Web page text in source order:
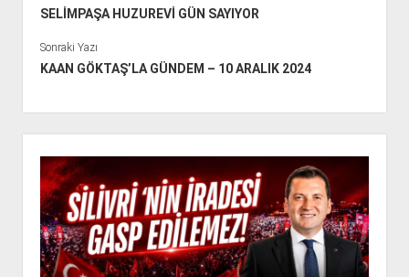
SELİMPAŞA HUZUREVİ GÜN SAYIYOR
Sonraki Yazı
KAAN GÖKTAŞ’LA GÜNDEM – 10 ARALIK 2024